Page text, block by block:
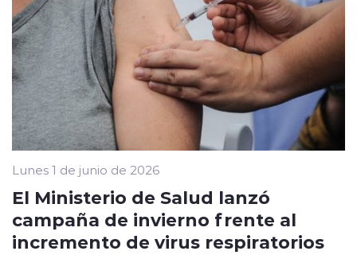
Lunes 1 de junio de 2026
El Ministerio de Salud lanzó
campaña de invierno frente al
incremento de virus respiratorios